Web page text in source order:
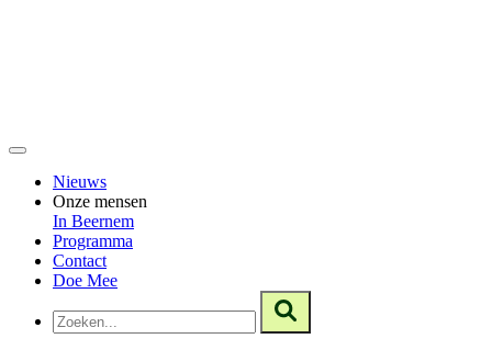
Nieuws
Onze mensen
In Beernem
Programma
Contact
Doe Mee